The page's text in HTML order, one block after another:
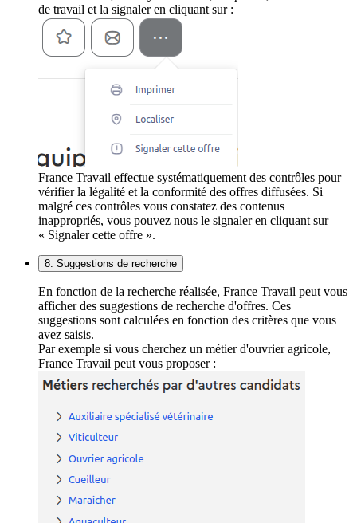
de travail et la signaler en cliquant sur :
France Travail effectue systématiquement des contrôles pour
vérifier la légalité et la conformité des offres diffusées. Si
malgré ces contrôles vous constatez des contenus
inappropriés, vous pouvez nous le signaler en cliquant sur
« Signaler cette offre ».
8. Suggestions de recherche
En fonction de la recherche réalisée, France Travail peut vous
afficher des suggestions de recherche d'offres. Ces
suggestions sont calculées en fonction des critères que vous
avez saisis.
Par exemple si vous cherchez un métier d'ouvrier agricole,
France Travail peut vous proposer :